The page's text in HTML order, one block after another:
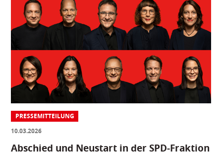
PRESSEMITTEILUNG
10.03.2026
Abschied und Neustart in der SPD-Fraktion